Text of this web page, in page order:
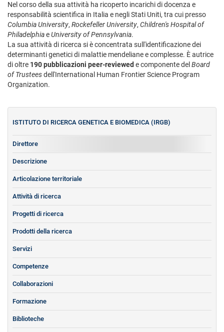
Nel corso della sua attività ha ricoperto incarichi di docenza e
responsabilità scientifica in Italia e negli Stati Uniti, tra cui presso
Columbia University, Rockefeller University, Children's Hospital of
PhiladelphiaeUniversity of Pennsylvania.
La sua attività di ricerca si è concentrata sull'identificazione dei
determinanti genetici di malattie mendeliane e complesse. È autrice
di oltre 190 pubblicazioni peer-reviewed e componente del Board
of Trusteesdell'International Human Frontier Science Program
Organization.
ISTITUTO DI RICERCA GENETICA E BIOMEDICA (IRGB)
Direttore
Descrizione
Articolazione territoriale
Attività di ricerca
Progetti di ricerca
Prodotti della ricerca
Servizi
Competenze
Collaborazioni
Formazione
Biblioteche